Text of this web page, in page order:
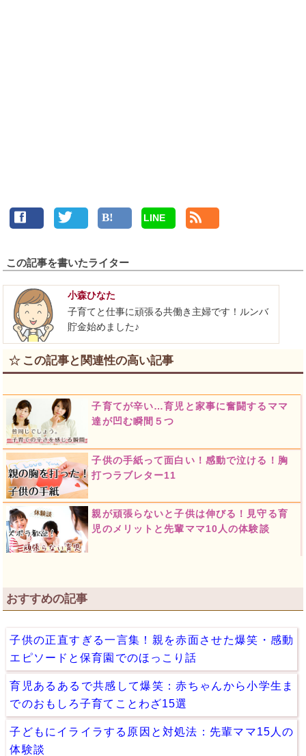
LINE
この記事を書いたライター
小森ひなた
子育てと仕事に頑張る共働き主婦です！ルンバ
貯金始めました♪
この記事と関連性の高い記事
子育てが辛い…育児と家事に奮闘するママ
達が凹む瞬間５つ
子供の手紙って面白い！感動で泣ける！胸
打つラブレター11
親が頑張らないと子供は伸びる！見守る育
児のメリットと先輩ママ10人の体験談
おすすめの記事
子供の正直すぎる一言集！親を赤面させた爆笑・感動
エピソードと保育園でのほっこり話
育児あるあるで共感して爆笑：赤ちゃんから小学生ま
でのおもしろ子育てことわざ15選
子どもにイライラする原因と対処法：先輩ママ15人の
体験談